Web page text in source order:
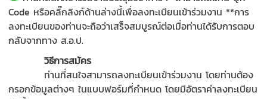
Code หรือคลิ๊กลิงก์ด้านล่างนี้เพื่อลงทะเบียนเข้าร่วมงาน **การ
ลงทะเบียนของท่านจะถือว่าเสร็จสมบูรณ์ต่อเมื่อท่านได้รับการตอบ
กลับจากทาง ส.อ.ป.
วิธีการสมัคร
ท่านที่สนใจสามารถลงทะเบียนเข้าร่วมงาน โดยท่านต้อง
กรอกข้อมูลต่างๆ ในแบบฟอร์มที่กำหนด โดยมีอัตราค่าลงทะเบียน